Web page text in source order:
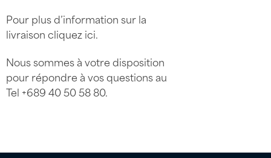
Pour plus d’information sur la
livraisoncliquez ici.
Nous sommes à votre disposition
pour répondre à vos questions au
Tel +689 40 50 58 80.